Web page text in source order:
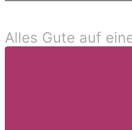
Alles Gute auf